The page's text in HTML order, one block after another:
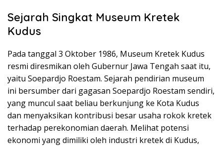
Sejarah Singkat Museum Kretek
Kudus
Pada tanggal 3 Oktober 1986, Museum Kretek Kudus
resmi diresmikan oleh Gubernur Jawa Tengah saat itu,
yaitu Soepardjo Roestam. Sejarah pendirian museum
ini bersumber dari gagasan Soepardjo Roestam sendiri,
yang muncul saat beliau berkunjung ke Kota Kudus
dan menyaksikan kontribusi besar usaha rokok kretek
terhadap perekonomian daerah. Melihat potensi
ekonomi yang dimiliki oleh industri kretek di Kudus,